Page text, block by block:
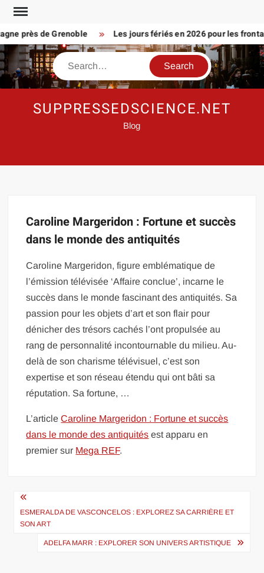
Skip
contentprès de Grenoble Les jours fériés en 2026 pour les
Search
SUPPRESSEDSCIENCE.NET
Blog
Caroline Margeridon : Fortune et succès
dans le monde des antiquités
Caroline Margeridon, figure emblématique de
l’émission télévisée ‘Affaire conclue’, incarne le
succès dans le monde fascinant des antiquités. Sa
passion pour les objets d’art et son flair pour
dénicher des trésors cachés l’ont propulsée au
rang de personnalité incontournable du milieu. Au-
delà de son charisme télévisuel, c’est son
expertise et son réseau étendu qui ont bâti sa
réputation. Sa fortune, …
L’articleCaroline Margeridon : Fortune et succès
dans le monde des antiquités est apparu en
premier sur Mega REF.
Navigation
de
l’article
ESMERALDA DE VASCONCELOS : EXPLOREZ SA CARRIÈRE ET
SON ART
ADELFA MARR : EXPLORER SON UNIVERS ARTISTIQUE